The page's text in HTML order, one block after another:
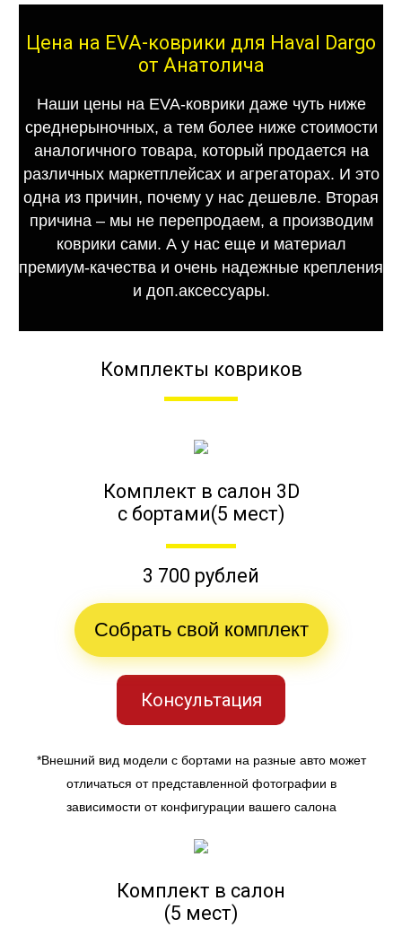
Цена на EVA-коврики для Haval Dargo
от Анатолича
Наши цены на EVA-коврики даже чуть ниже
среднерыночных, а тем более ниже стоимости
аналогичного товара, который продается на
различных маркетплейсах и агрегаторах. И это
одна из причин, почему у нас дешевле. Вторая
причина – мы не перепродаем, а производим
коврики сами. А у нас еще и материал
премиум-качества и очень надежные крепления
и доп.аксессуары.
Комплекты ковриков
Комплект в салон 3D
с бортами(5 мест)
3 700 рублей
Собрать свой комплект
Консультация
*Внешний вид модели с бортами на разные авто может
отличаться от представленной фотографии в
зависимости от конфигурации вашего салона
Комплект в салон
(5 мест)